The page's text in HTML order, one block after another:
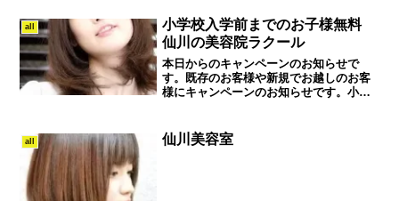
all
小学校入学前までのお子様無料
仙川の美容院ラクール
本日からのキャンペーンのお知らせで
す。既存のお客様や新規でお越しのお客
様にキャンペーンのお知らせです。小学
いません。詳しくは問い合わせくださ
い！調布市仙川の美容室L a...
all 仙川美容室